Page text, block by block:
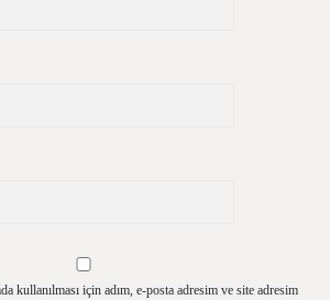
kullanılması için adım, e-posta adresim ve site adresim